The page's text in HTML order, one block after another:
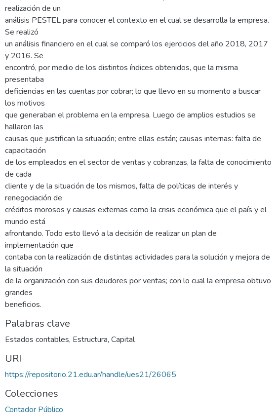
realización de un
análisis PESTEL para conocer el contexto en el cual se desarrolla la empresa.
Se realizó
un análisis financiero en el cual se comparó los ejercicios del año 2018, 2017
y 2016. Se
encontró, por medio de los distintos índices obtenidos, que la misma
presentaba
deficiencias en las cuentas por cobrar; lo que llevo en su momento a buscar
los motivos
que generaban el problema en la empresa. Luego de amplios estudios se
hallaron las
causas que justifican la situación; entre ellas están; causas internas: falta de
capacitación
de los empleados en el sector de ventas y cobranzas, la falta de conocimiento
de cada
cliente y de la situación de los mismos, falta de políticas de interés y
renegociación de
créditos morosos y causas externas como la crisis económica que el país y el
mundo está
afrontando. Todo esto llevó a la decisión de realizar un plan de
implementación que
contaba con la realización de distintas actividades para la solución y mejora de
la situación
de la organización con sus deudores por ventas; con lo cual la empresa obtuvo
grandes
beneficios.
Palabras clave
Estados contables, Estructura, Capital
URI
https://repositorio.21.edu.ar/handle/ues21/26065
Colecciones
Contador Público